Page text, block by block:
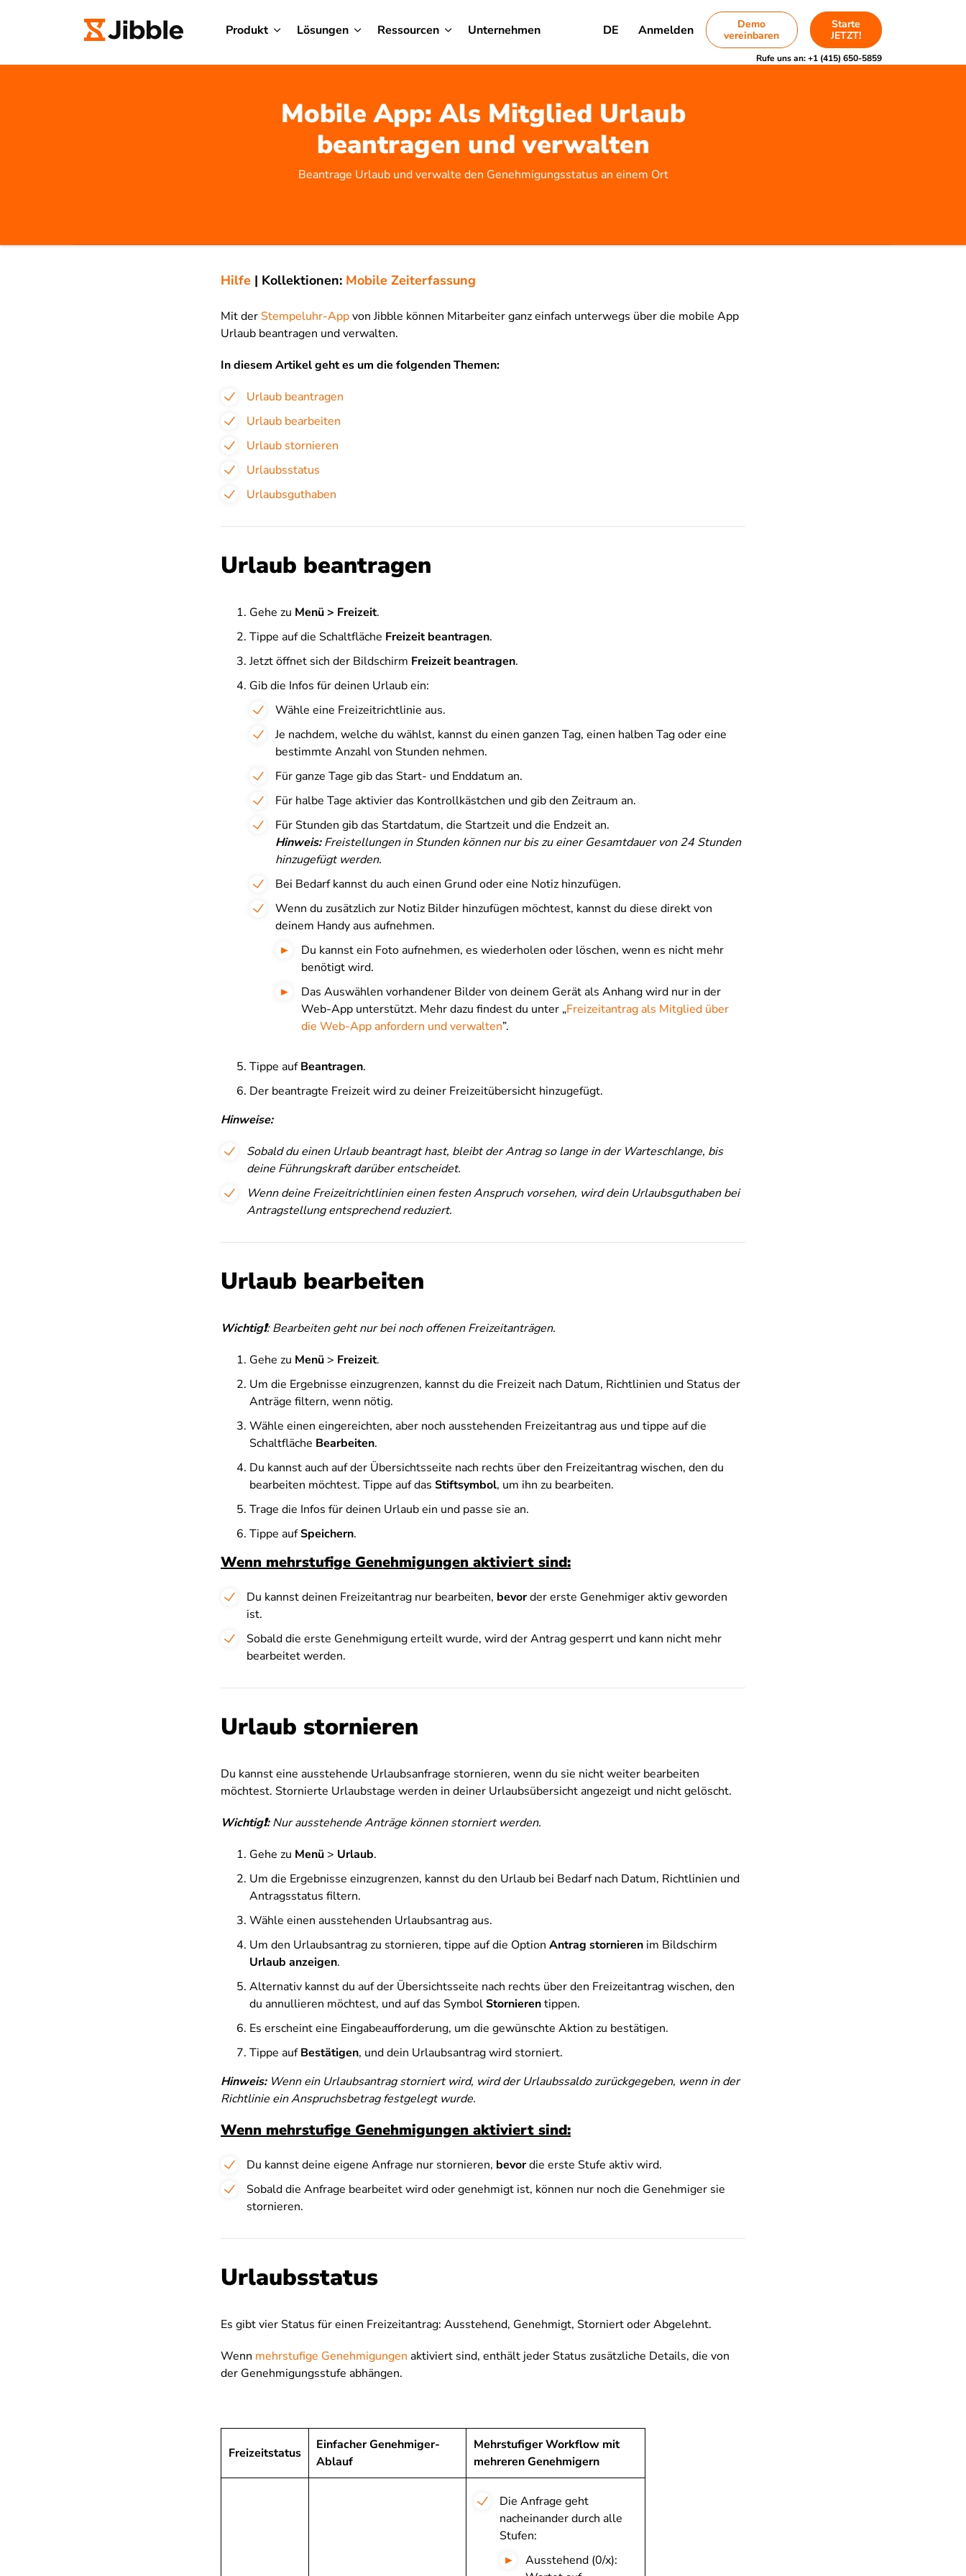
Produkt Lösungen Ressourcen Unternehmen DE Anmelden
Demo
vereinbaren
Starte
JETZT!
Rufe uns an:+1 (415) 650-5859
Mobile App: Als Mitglied Urlaub
beantragen und verwalten
Beantrage Urlaub und verwalte den Genehmigungsstatus an einem Ort
Hilfe | Kollektionen: Mobile Zeiterfassung
Mit der Stempeluhr-Appvon Jibble können Mitarbeiter ganz einfach unterwegs über die mobile App
Urlaub beantragen und verwalten.
In diesem Artikel geht es um die folgenden Themen:
Urlaub beantragen
Urlaub bearbeiten
Urlaub stornieren
Urlaubsstatus
Urlaubsguthaben
Urlaub beantragen
Gehe zu Menü > Freizeit.
Tippe auf die Schaltfläche Freizeit beantragen.
Jetzt öffnet sich der Bildschirm Freizeit beantragen.
Gib die Infos für deinen Urlaub ein:
Wähle eine Freizeitrichtlinie aus.
Je nachdem, welche du wählst, kannst du einen ganzen Tag, einen halben Tag oder eine
bestimmte Anzahl von Stunden nehmen.
Für ganze Tage gib das Start- und Enddatum an.
Für halbe Tage aktivier das Kontrollkästchen und gib den Zeitraum an.
Für Stunden gib das Startdatum, die Startzeit und die Endzeit an.
Hinweis:Freistellungen in Stunden können nur bis zu einer Gesamtdauer von 24 Stunden
hinzugefügt werden.
Bei Bedarf kannst du auch einen Grund oder eine Notiz hinzufügen.
Wenn du zusätzlich zur Notiz Bilder hinzufügen möchtest, kannst du diese direkt von
deinem Handy aus aufnehmen.
Du kannst ein Foto aufnehmen, es wiederholen oder löschen, wenn es nicht mehr
benötigt wird.
Das Auswählen vorhandener Bilder von deinem Gerät als Anhang wird nur in der
Web-App unterstützt. Mehr dazu findest du unter „Freizeitantrag als Mitglied über
die Web-App anfordern und verwalten”.
Tippe aufBeantragen.
Der beantragte Freizeit wird zu deiner Freizeitübersicht hinzugefügt.
Hinweise:
Sobald du einen Urlaub beantragt hast, bleibt der Antrag so lange in der Warteschlange, bis
deine Führungskraft darüber entscheidet.
Wenn deine Freizeitrichtlinien einen festen Anspruch vorsehen, wird dein Urlaubsguthaben bei
Antragstellung entsprechend reduziert.
Urlaub bearbeiten
Wichtig❗:Bearbeiten geht nur bei noch offenen Freizeitanträgen.
Gehe zu Menü > Freizeit.
Um die Ergebnisse einzugrenzen, kannst du die Freizeit nach Datum, Richtlinien und Status der
Anträge filtern, wenn nötig.
Wähle einen eingereichten, aber noch ausstehenden Freizeitantrag aus und tippe auf die
Schaltfläche Bearbeiten.
Du kannst auch auf der Übersichtsseite nach rechts über den Freizeitantrag wischen, den du
bearbeiten möchtest. Tippe auf das Stiftsymbol, um ihn zu bearbeiten.
Trage die Infos für deinen Urlaub ein und passe sie an.
Tippe aufSpeichern.
Wenn mehrstufige Genehmigungen aktiviert sind:
Du kannst deinen Freizeitantrag nur bearbeiten, bevorder erste Genehmiger aktiv geworden
ist.
Sobald die erste Genehmigung erteilt wurde, wird der Antrag gesperrt und kann nicht mehr
bearbeitet werden.
Urlaub stornieren
Du kannst eine ausstehende Urlaubsanfrage stornieren, wenn du sie nicht weiter bearbeiten
möchtest. Stornierte Urlaubstage werden in deiner Urlaubsübersicht angezeigt und nicht gelöscht.
Wichtig❗:Nur ausstehende Anträge können storniert werden.
Gehe zu Menü > Urlaub.
Um die Ergebnisse einzugrenzen, kannst du den Urlaub bei Bedarf nach Datum, Richtlinien und
Antragsstatus filtern.
Wähle einen ausstehenden Urlaubsantrag aus.
Um den Urlaubsantrag zu stornieren, tippe auf die Option Antrag stornieren im Bildschirm
Urlaub anzeigen.
Alternativ kannst du auf der Übersichtsseite nach rechts über den Freizeitantrag wischen, den
du annullieren möchtest, und auf das SymbolStornierentippen.
Es erscheint eine Eingabeaufforderung, um die gewünschte Aktion zu bestätigen.
Tippe aufBestätigen, und dein Urlaubsantrag wird storniert.
Hinweis: Wenn ein Urlaubsantrag storniert wird, wird der Urlaubssaldo zurückgegeben, wenn in der
Richtlinie ein Anspruchsbetrag festgelegt wurde.
Wenn mehrstufige Genehmigungen aktiviert sind:
Du kannst deine eigene Anfrage nur stornieren, bevordie erste Stufe aktiv wird.
Sobald die Anfrage bearbeitet wird oder genehmigt ist, können nur noch die Genehmiger sie
stornieren.
Urlaubsstatus
Es gibt vier Status für einen Freizeitantrag: Ausstehend, Genehmigt, Storniert oder Abgelehnt.
Wenn mehrstufige Genehmigungen aktiviert sind, enthält jeder Status zusätzliche Details, die von
der Genehmigungsstufe abhängen.
Freizeitstatus
Einfacher Genehmiger-
Ablauf
Mehrstufiger Workflow mit
mehreren Genehmigern
Die Anfrage geht
nacheinander durch alle
Stufen:
Ausstehend (0/x):